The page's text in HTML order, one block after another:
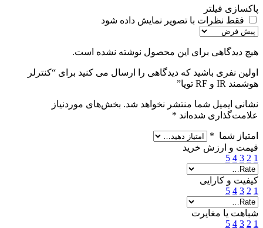
پاکسازی فیلتر
فقط نظرات با تصویر نمایش داده شود
هیچ دیدگاهی برای این محصول نوشته نشده است.
اولین نفری باشید که دیدگاهی را ارسال می کنید برای “کنترلر
هوشمند IR و RF تویا”
نشانی ایمیل شما منتشر نخواهد شد. بخش‌های موردنیاز
علامت‌گذاری شده‌اند *
امتیاز شما *
قیمت و ارزش خرید
1
2
3
4
5
کیفیت و کارایی
1
2
3
4
5
شباهت یا مغایرت
1
2
3
4
5